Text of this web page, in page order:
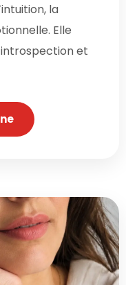
la
Elle
et